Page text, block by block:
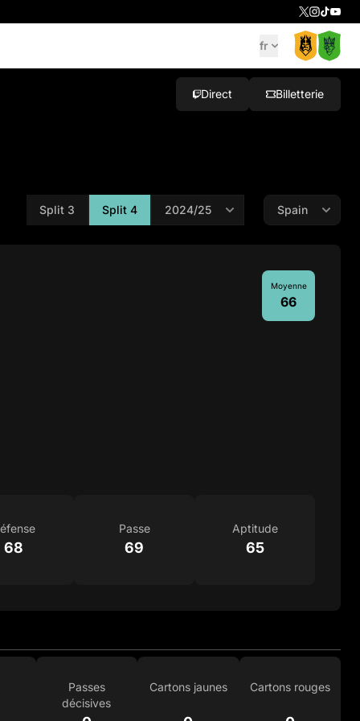
fr
Direct Billetterie
Split 3 Split 4
Moyenne
66
68
Passe
69
Aptitude
65
Passes
décisives
Cartons jaunes Cartons rouges